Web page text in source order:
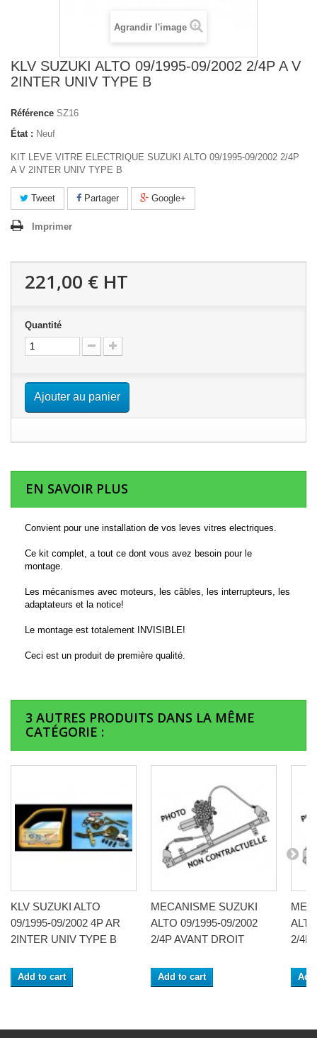
Agrandir l'image
KLV SUZUKI ALTO 09/1995-09/2002 2/4P A V
2INTER UNIV TYPE B
Référence SZ16
État : Neuf
KIT LEVE VITRE ELECTRIQUE SUZUKI ALTO 09/1995-09/2002 2/4P
A V 2INTER UNIV TYPE B
Tweet Partager Google+
Imprimer
221,00 € HT
Quantité
Ajouter au panier
EN SAVOIR PLUS
Convient pour une installation de vos leves vitres electriques.
Ce kit complet, a tout ce dont vous avez besoin pour le
montage.
Les mécanismes avec moteurs, les câbles, les interrupteurs, les
adaptateurs et la notice!
Le montage est totalement INVISIBLE!
Ceci est un produit de première qualité.
3 AUTRES PRODUITS DANS LA MÊME
CATÉGORIE :
KLV SUZUKI ALTO
09/1995-09/2002 4P AR
2INTER UNIV TYPE B
Add to cart
MECANISME SUZUKI
ALTO 09/1995-09/2002
2/4P AVANT DROIT
Add to cart
2/4P